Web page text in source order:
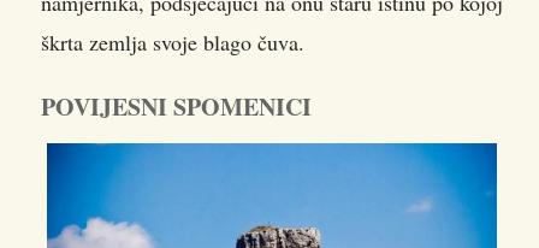
škrta zemlja svoje blago čuva.
POVIJESNI SPOMENICI